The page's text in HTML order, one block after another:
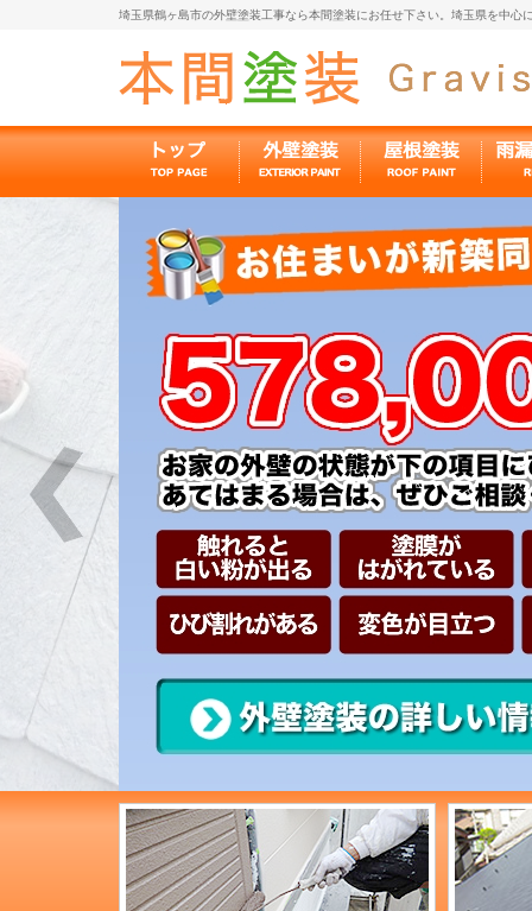
埼玉県鶴ヶ島市の外壁塗装工事なら本間塗装にお任せ下さい。埼玉県を中